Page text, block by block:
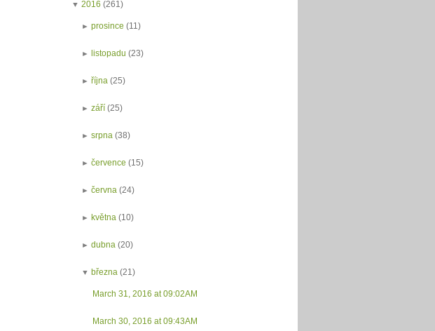
▼ 2016 (261)
►prosince (11)
►listopadu (23)
►října (25)
►září (25)
►srpna (38)
►července (15)
►června (24)
►května (10)
►dubna (20)
▼března (21)
March 31, 2016 at 09:02AM
March 30, 2016 at 09:43AM